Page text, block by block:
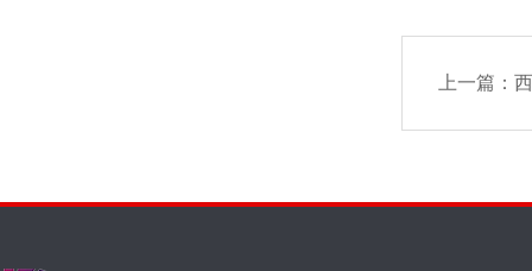
上一篇： 西